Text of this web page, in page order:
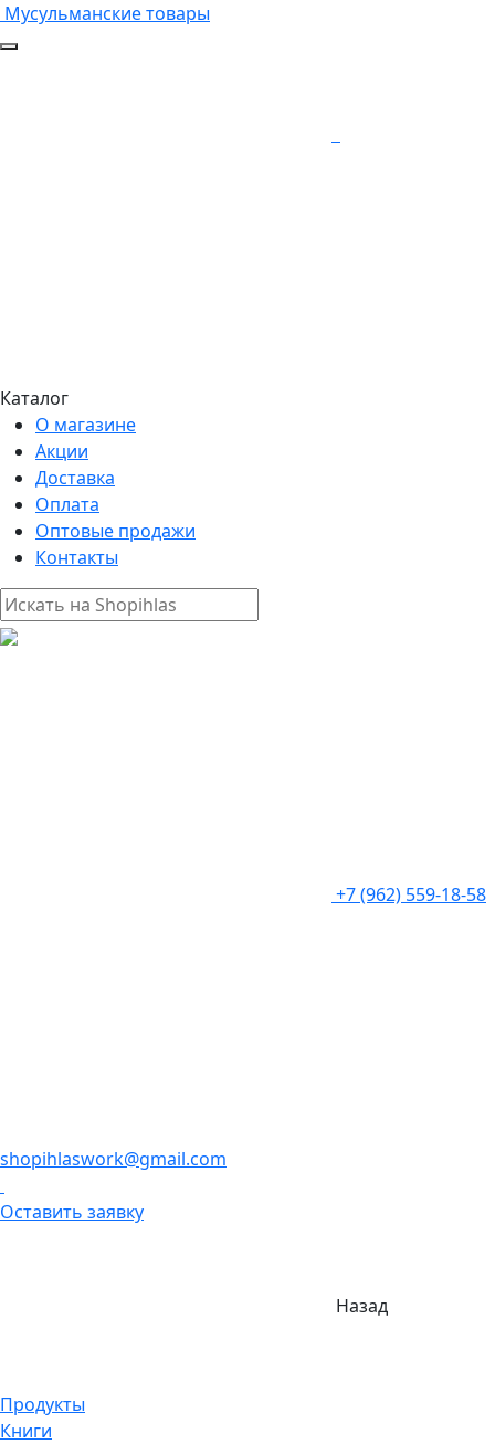
Мусульманские товары
Каталог
О магазине
Акции
Доставка
Оплата
Оптовые продажи
Контакты
+7 (962) 559-18-58
shopihlaswork@gmail.com
Оставить заявку
Назад
Продукты
Книги